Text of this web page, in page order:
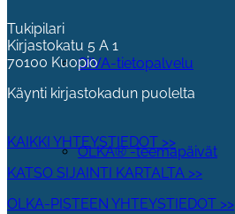
OIVA-tietopalvelu
OLKA® -teemapäivät
Tukipilari
Kirjastokatu 5 A 1
70100 Kuopio
Käynti kirjastokadun puolelta
KAIKKI YHTEYSTIEDOT >>
KATSO SIJAINTI KARTALTA >>
OLKA-PISTEEN YHTEYSTIEDOT >>